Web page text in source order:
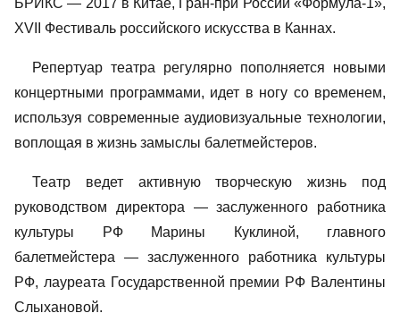
БРИКС — 2017 в Китае, Гран-при России «Формула-1»,
XVII Фестиваль российского искусства в Каннах.
Репертуар театра регулярно пополняется новыми
концертными программами, идет в ногу со временем,
используя современные аудиовизуальные технологии,
воплощая в жизнь замыслы балетмейстеров.
Театр ведет активную творческую жизнь под
руководством директора — заслуженного работника
культуры РФ Марины Куклиной, главного
балетмейстера — заслуженного работника культуры
РФ, лауреата Государственной премии РФ Валентины
Слыхановой.